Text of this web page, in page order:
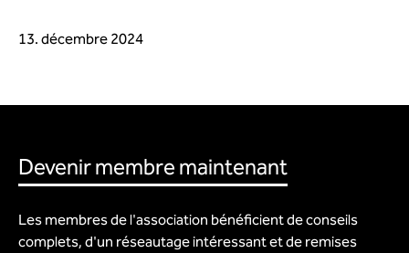
13. décembre 2024
Devenir membre maintenant
Les membres de l'association bénéficient de conseils
complets, d'un réseautage intéressant et de remises